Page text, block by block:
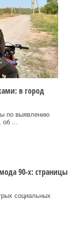
в город
по выявлению
...
90-х: страницы
социальных